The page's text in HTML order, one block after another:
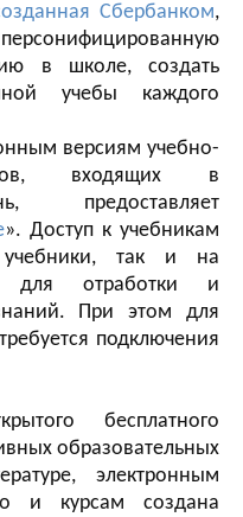
Сбербанком,
в школе, создать
учебы каждого
версиям учебно-
входящих в
предоставляет
». Доступ к учебникам
учебники, так и на
для отработки и
При этом для
подключения
бесплатного
образовательных
электронным
и курсам создана